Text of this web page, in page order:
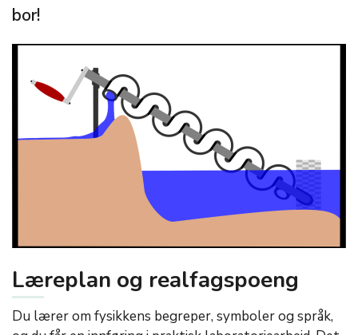
bor!
Læreplan og realfagspoeng
Du lærer om fysikkens begreper, symboler og språk,